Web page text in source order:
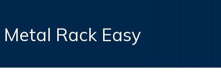
Metal Rack Easy